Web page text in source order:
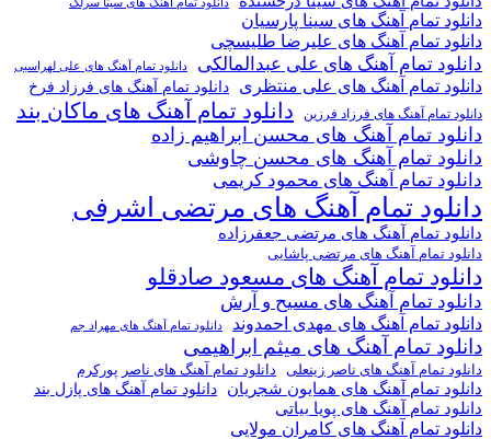
دانلود تمام آهنگ های سینا سرلک
دانلود تمام آهنگ های سینا پارسیان
دانلود تمام آهنگ های علیرضا طلیسچی
دانلود تمام آهنگ های علی عبدالمالکی دانلود تمام آهنگ های علی لهراسبی
دانلود تمام آهنگ های علی منتظری دانلود تمام آهنگ های فرزاد فرخ
دانلود تمام آهنگ های فرزاد فرزین دانلود تمام آهنگ های ماکان بند
دانلود تمام آهنگ های محسن ابراهیم زاده
دانلود تمام آهنگ های محسن چاوشی
دانلود تمام آهنگ های محمود کریمی
دانلود تمام آهنگ های مرتضی اشرفی
دانلود تمام آهنگ های مرتضی جعفرزاده
دانلود تمام آهنگ های مرتضی پاشایی
دانلود تمام آهنگ های مسعود صادقلو
دانلود تمام آهنگ های مسیح و آرش
دانلود تمام آهنگ های مهدی احمدوند دانلود تمام آهنگ های مهراد جم
دانلود تمام آهنگ های میثم ابراهیمی
دانلود تمام آهنگ های ناصر زینعلی دانلود تمام آهنگ های ناصر پورکرم
دانلود تمام آهنگ های همایون شجریان دانلود تمام آهنگ های پازل بند
دانلود تمام آهنگ های پویا بیاتی
دانلود تمام آهنگ های کامران مولایی